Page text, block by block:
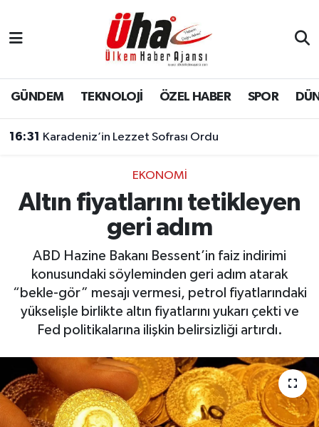
GÜNDEM TEKNOLOJİ ÖZEL HABER SPOR
16:31 Karadeniz’in Lezzet Sofrası Ordu
EKONOMİ
Altın fiyatlarını tetikleyen
geri adım
ABD Hazine Bakanı Bessent’in faiz indirimi
konusundaki söyleminden geri adım atarak
“bekle-gör” mesajı vermesi, petrol fiyatlarındaki
yükselişle birlikte altın fiyatlarını yukarı çekti ve
Fed politikalarına ilişkin belirsizliği artırdı.
İstanbul Nöbetçi Eczaneler
İstanbul Hava Durumu
Süper Lig Puan Durumu ve Fikstür
Tüm Manşetler
Son Dakika Haberleri
Haber Arşivi